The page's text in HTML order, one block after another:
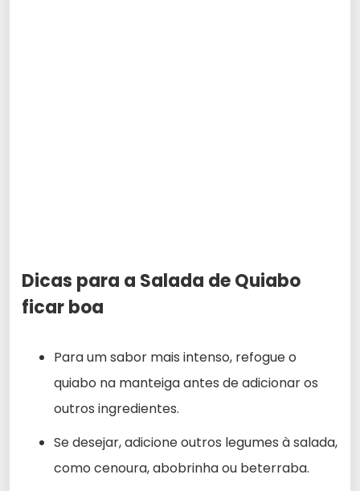
Dicas para a Salada de Quiabo
ficar boa
Para um sabor mais intenso, refogue o
quiabo na manteiga antes de adicionar os
outros ingredientes.
Se desejar, adicione outros legumes à salada,
como cenoura, abobrinha ou beterraba.